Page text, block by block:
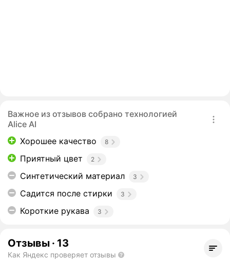
Важное из отзывов собрано технологией
Alice AI
Хорошее качество
8
Приятный цвет 2
Синтетический материал 3
Садится после стирки 3
Короткие рукава 3
Отзывы · 13
Как Яндекс проверяет отзывы